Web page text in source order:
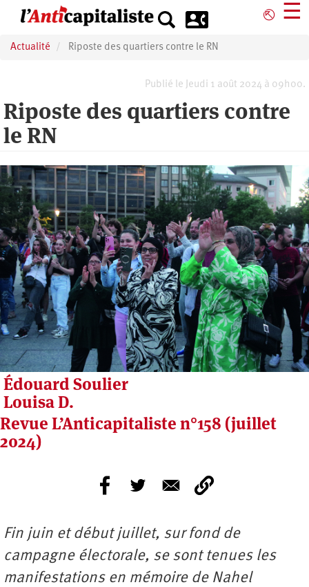
principal
⎋ ☰
Actualité Riposte des quartiers contre le RN
Publié le Jeudi 1 août 2024 à 09h00.
Riposte des quartiers contre
le RN
Édouard Soulier
Louisa D.
Revue L’Anticapitaliste n°158 (juillet
2024)
Fin juin et début juillet, sur fond de
campagne électorale, se sont tenues les
manifestations en mémoire de Nahel